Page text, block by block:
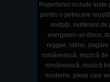
Repertoriul include toate
pentru o petrecere
invitații, indiferent de
evergreen-uri disco,
reggae, latino,
românească, muzică
românească, muzică
moderne, piese care